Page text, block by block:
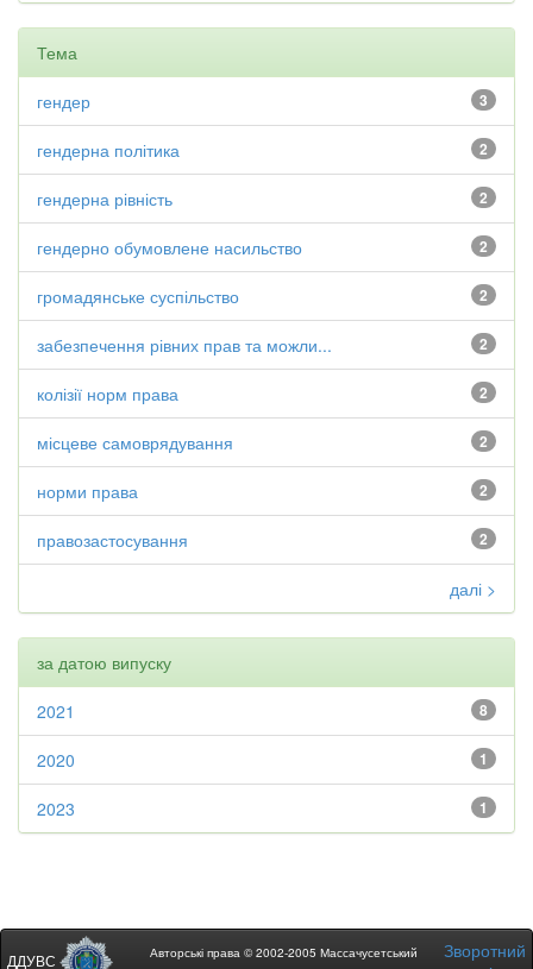
Тема
3
гендер
2
гендерна політика
2
гендерна рівність
2
гендерно обумовлене насильство
2
громадянське суспільство
2
забезпечення рівних прав та можли...
2
колізії норм права
2
місцеве самоврядування
2
норми права
2
правозастосування
далі >
за датою випуску
8
2021
1
2020
1
2023
ДДУВС
Авторські права © 2002-2005 Массачусетський
Зворотний